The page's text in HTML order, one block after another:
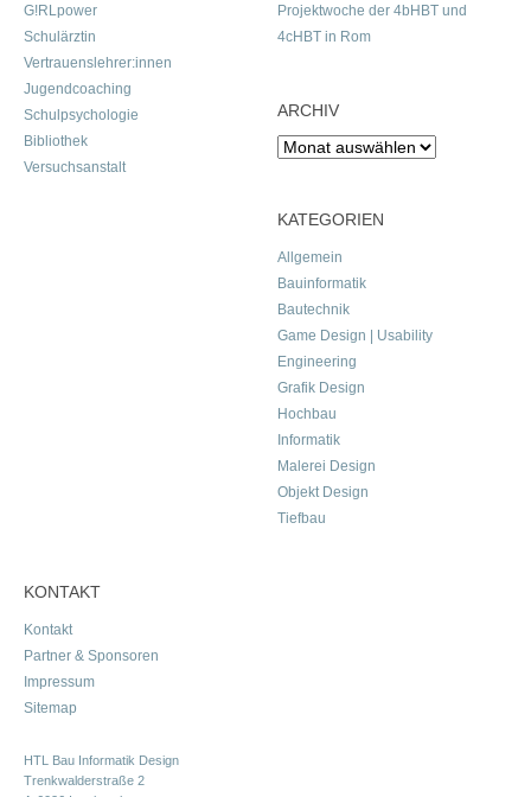
G!RLpower
Schulärztin
Vertrauenslehrer:innen
Jugendcoaching
Schulpsychologie
Bibliothek
Versuchsanstalt
Projektwoche der 4bHBT und
4cHBT in Rom
ARCHIV
Archiv
KATEGORIEN
Allgemein
Bauinformatik
Bautechnik
Game Design | Usability
Engineering
Grafik Design
Hochbau
Informatik
Malerei Design
Objekt Design
Tiefbau
KONTAKT
Kontakt
Partner & Sponsoren
Impressum
Sitemap
HTL Bau Informatik Design
Trenkwalderstraße 2